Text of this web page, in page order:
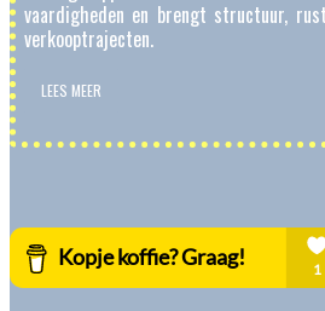
vaardigheden en brengt structuur,
verkooptrajecten.
LEES MEER